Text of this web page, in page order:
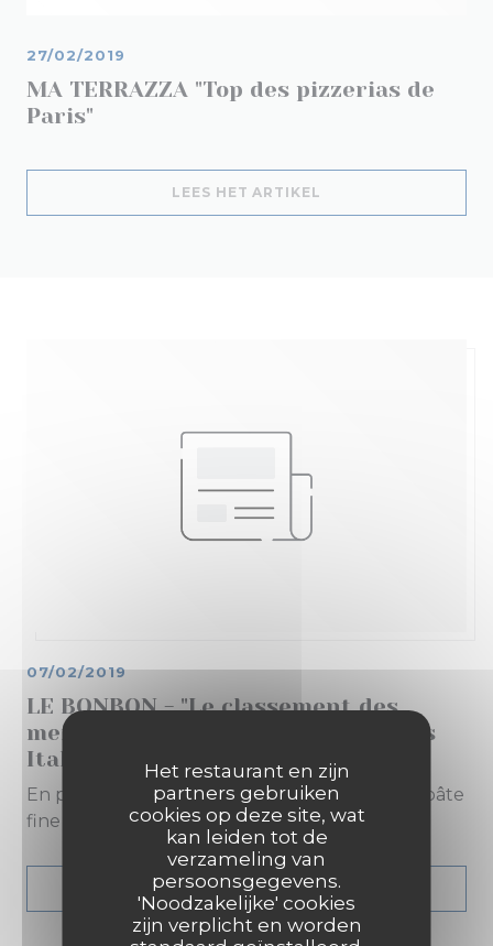
Het restaurant en zijn
partners gebruiken
cookies op deze site, wat
kan leiden tot de
verzameling van
persoonsgegevens.
'Noodzakelijke' cookies
zijn verplicht en worden
MA TERRAZZA "Top des pizzerias de
Paris"
27/02/2019
LEES HET ARTIKEL
LE BONBON - "Le classement des
meilleures pizzas de Paris selon les
Italiens"
07/02/2019
En première position, les excellentes pizzas à pâte
fine et ultra copieuses de la Massara
LEES HET ARTIKEL ((OPENT IN EEN